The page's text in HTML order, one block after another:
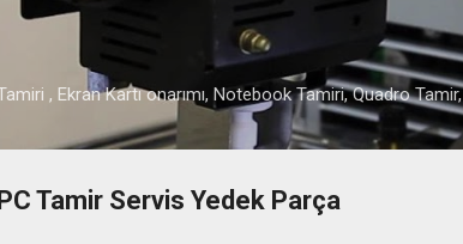
Ana içeriğe atla
, Ekran Kartı onarımı, Notebook Tamiri, Quadro Tamir,
Tamir Servis Yedek Parça